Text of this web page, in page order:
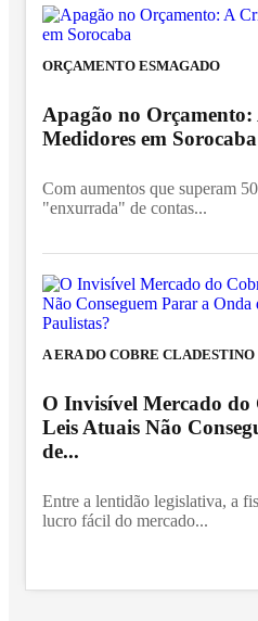
ORÇAMENTO ESMAGADO
Apagão no Orçamento:
Medidores em Sorocaba
Com aumentos que superam
"enxurrada" de contas...
A ERA DO COBRE CLADESTINO
O Invisível Mercado do
Leis Atuais Não
de...
Entre a lentidão legislativa, a
lucro fácil do mercado...